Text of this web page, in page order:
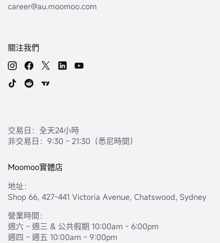
career@au.moomoo.com
關注我們
交易日：全天24小時
非交易日：9:30 - 21:30（悉尼時間）
Moomoo實體店
地址：
Shop 66, 427-441 Victoria Avenue, Chatswood, Sydney
營業時間：
週六 - 週三 & 公共假期 10:00am - 6:00pm
週四 - 週五 10:00am - 9:00pm